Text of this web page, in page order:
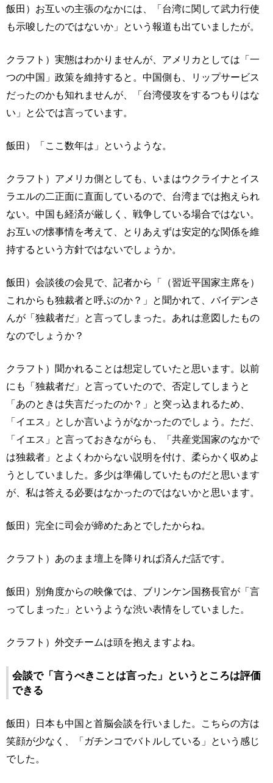
飯田）お互いの主張のなかには、「台湾に関して武力行使
も示唆したのではないか」という報道も出ていましたが。
クラフト）実態はわかりませんが、アメリカとしては「一
つの中国」政策を維持すると。中国側も、リップサービス
だったのかも知れませんが、「台湾侵攻をするつもりはな
い」と公では言っています。
飯田）「ここ数年は」というような。
クラフト）アメリカ側としても、いまはウクライナとイス
ラエルの二正面に直面しているので、台湾までは抱えられ
ない。中国も経済が厳しく、戦争している場合ではない。
お互いの懐事情を考えて、とりあえずは安定的な関係を維
持するという方針ではないでしょうか。
飯田）会談後の会見で、記者から「（習近平国家主席を）
これからも独裁者と呼ぶのか？」と聞かれて、バイデンさ
んが「独裁者だ」と言ってしまった。あれは意図したもの
なのでしょうか？
クラフト）聞かれることは想定していたと思います。以前
にも「独裁者だ」と言っていたので、否定してしまうと
「あのときは失言だったのか？」と突っ込まれるため、
「イエス」としか言いようがなかったのでしょう。ただ、
「イエス」と言っておきながらも、「共産党国家のなかで
は独裁者」とよくわからない説明を付け、柔らかく収めよ
うとしていました。多少は準備していたものだと思います
が、私は答える必要はなかったのではないかと思います。
飯田）完全に司会が締めたあとでしたからね。
クラフト）あのまま壇上を降りれば済んだ話です。
飯田）別角度からの映像では、ブリンケン国務長官が「言
ってしまった」というような渋い表情をしていました。
クラフト）外交チームは頭を抱えますよね。
会談で「言うべきことは言った」というところは評価
できる
飯田）日本も中国と首脳会談を行いました。こちらの方は
笑顔が少なく、「ガチンコでバトルしている」という感じ
でした。